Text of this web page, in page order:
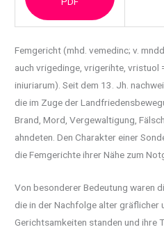
Femgericht (mhd. vemedinc; v.
auch vrigedinge, vrigerihte,vristuol
iniuriarum). Seit dem 13. Jh.
die im Zuge der
Brand, Mord, Vergewaltigung,
ahndeten. Den Charakter einer
die Femgerichte ihrer Nähe zum
Von besonderer Bedeutung waren
die in der Nachfolge alter gräflicher
Gerichtsamkeiten standen und ihre